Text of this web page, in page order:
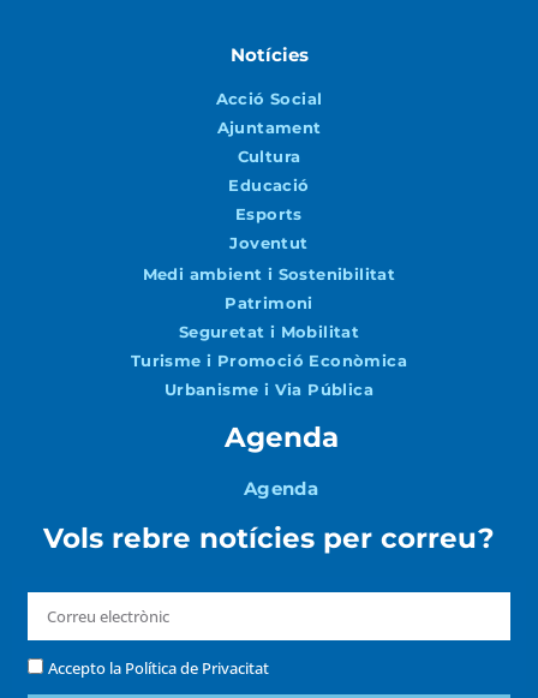
Notícies
Acció Social
Ajuntament
Cultura
Educació
Esports
Joventut
Medi ambient i Sostenibilitat
Patrimoni
Seguretat i Mobilitat
Turisme i Promoció Econòmica
Urbanisme i Via Pública
Agenda
Agenda
Vols rebre notícies per correu?
Accepto la Política de Privacitat